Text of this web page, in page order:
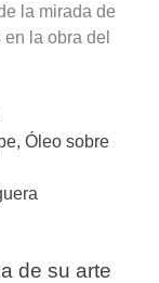
la mirada de
la obra del
Óleo sobre
de su arte